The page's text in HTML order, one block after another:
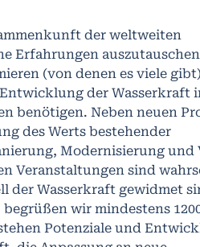
der weltweiten
Erfahrungen
(von denen es viele
der Wasserkraft
benötigen. Neben neuen
des Werts bestehender
Modernisierung und
Veranstaltungen sind
der Wasserkraft gewidmet
wir mindestens
Potenziale und